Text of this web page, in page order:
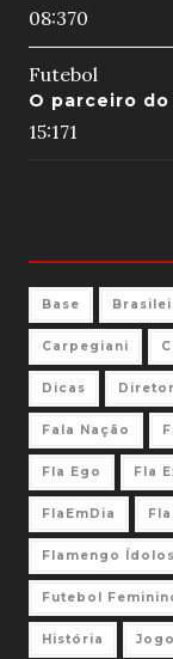
08:370
Futebol
O parceiro
15:171
Base
Carpegiani
Dicas
Fala Nação
Fla Ego Fla
FlaEmDia
Flamengo Ídolos
Futebol
História